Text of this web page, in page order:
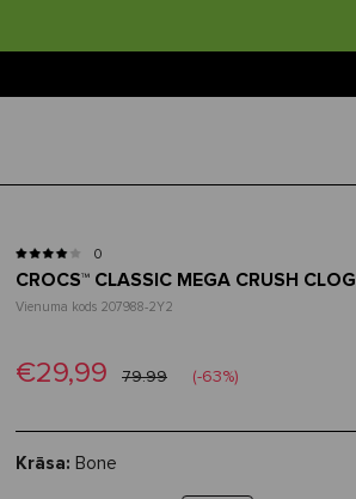
0
CROCS™ CLASSIC MEGA CRUSH CLOG
Vienuma kods 207988-2Y2
€29,99 79.99 (-63%)
Krāsa: Bone